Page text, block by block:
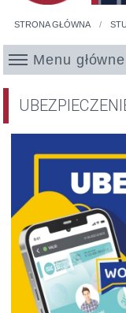
STRONA GŁÓWNA
Menu główne